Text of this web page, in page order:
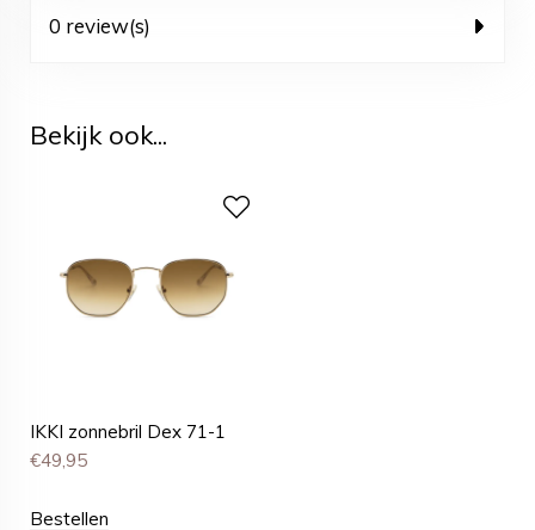
0 review(s)
Bekijk ook...
IKKI zonnebril Dex 71-1
€49,95
Bestellen